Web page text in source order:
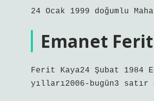
24 Ocak 1999 doğumlu
Emanet
Ferit Kaya24 Şubat 1984
yılları2006-bugün3 satır